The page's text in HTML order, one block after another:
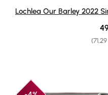
Durchschnittliche
Lochlea Our Barley 2022